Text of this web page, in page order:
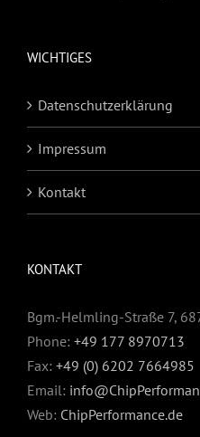
WICHTIGES
Datenschutzerklärung
Impressum
Kontakt
KONTAKT
Bgm.-Helmling-Straße 7,
Phone: +49 177 8970713
Fax: +49 (0) 6202 7664985
Email:
Web: ChipPerformance.de